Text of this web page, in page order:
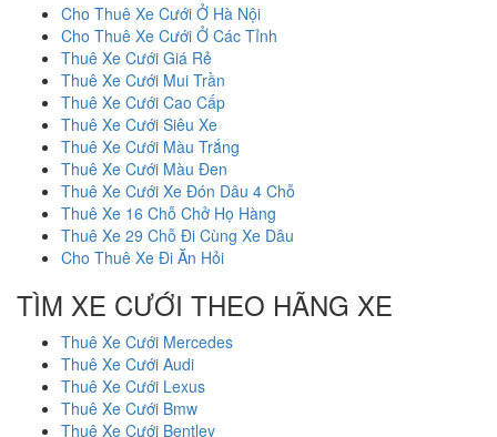
Cho Thuê Xe Cưới Ở Hà Nội
Cho Thuê Xe Cưới Ở Các Tỉnh
Thuê Xe Cưới Giá Rẻ
Thuê Xe Cưới Mui Trần
Thuê Xe Cưới Cao Cấp
Thuê Xe Cưới Siêu Xe
Thuê Xe Cưới Màu Trắng
Thuê Xe Cưới Màu Đen
Thuê Xe Cưới Xe Đón Dâu 4 Chỗ
Thuê Xe 16 Chỗ Chở Họ Hàng
Thuê Xe 29 Chỗ Đi Cùng Xe Dâu
Cho Thuê Xe Đi Ăn Hỏi
TÌM XE CƯỚI THEO HÃNG XE
Thuê Xe Cưới Mercedes
Thuê Xe Cưới Audi
Thuê Xe Cưới Lexus
Thuê Xe Cưới Bmw
Thuê Xe Cưới Bentley